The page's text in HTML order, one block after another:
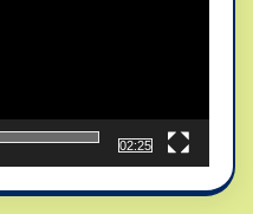
02:25